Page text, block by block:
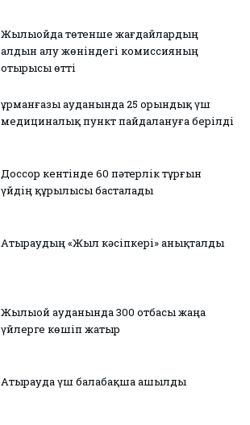
Жылыойда төтенше жағдайлардың
алдын алу жөніндегі комиссияның
отырысы өтті
Құрманғазы ауданында 25 орындық үш
медициналық пункт пайдалануға берілді
Доссор кентінде 60 пәтерлік тұрғын
үйдің құрылысы басталады
Атыраудың «Жыл кәсіпкері» анықталды
Жылыой ауданында 300 отбасы жаңа
үйлерге көшіп жатыр
Атырауда үш балабақша ашылды